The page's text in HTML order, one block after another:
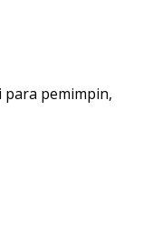
pemimpin,